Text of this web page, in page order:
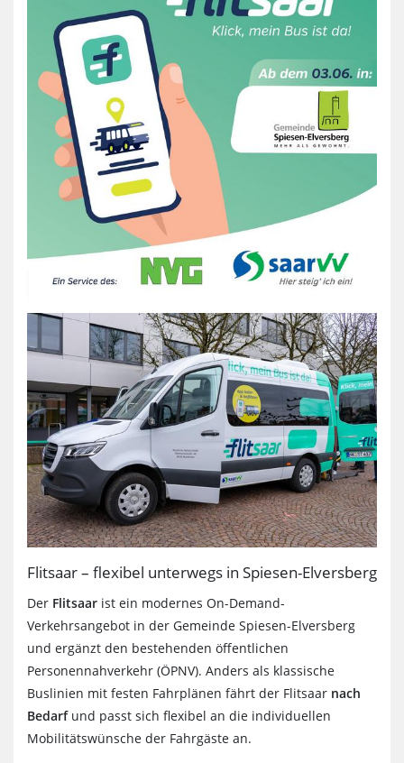
Flitsaar – flexibel unterwegs in Spiesen-Elversberg
Der Flitsaar ist ein modernes On-Demand-
Verkehrsangebot in der Gemeinde Spiesen-Elversberg
und ergänzt den bestehenden öffentlichen
Personennahverkehr (ÖPNV). Anders als klassische
Buslinien mit festen Fahrplänen fährt der Flitsaar nach
Bedarfund passt sich flexibel an die individuellen
Mobilitätswünsche der Fahrgäste an.